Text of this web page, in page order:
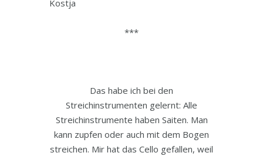
Kostja
***
Das habe ich bei den
Streichinstrumenten gelernt: Alle
Streichinstrumente haben Saiten. Man
kann zupfen oder auch mit dem Bogen
streichen. Mir hat das Cello gefallen, weil